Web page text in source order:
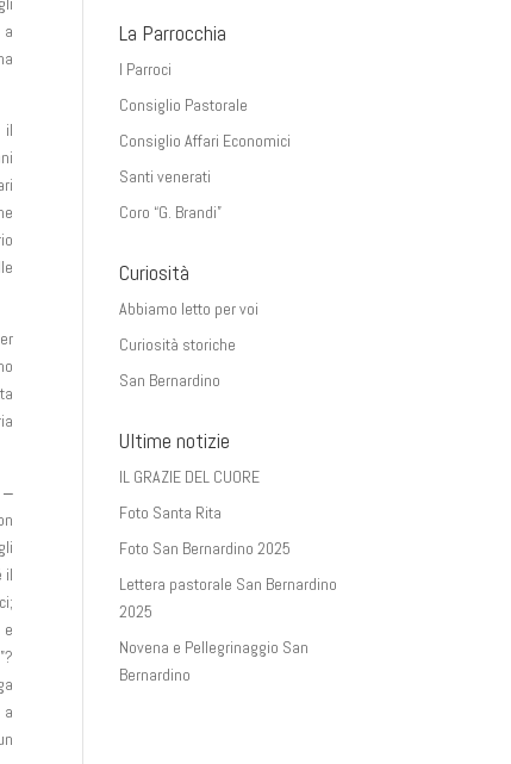
il
‒
il
e
a
La Parrocchia
I Parroci
Consiglio Pastorale
Consiglio Affari Economici
Santi venerati
Coro “G. Brandi”
Curiosità
Abbiamo letto per voi
Curiosità storiche
San Bernardino
Ultime notizie
IL GRAZIE DEL CUORE
Foto Santa Rita
Foto San Bernardino 2025
Lettera pastorale San Bernardino
2025
Novena e Pellegrinaggio San
Bernardino